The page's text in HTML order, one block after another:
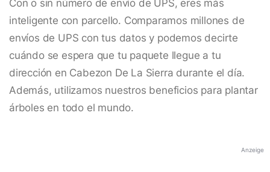
Con o sin número de envío de UPS, eres más
inteligente con parcello. Comparamos millones de
envíos de UPS con tus datos y podemos decirte
cuándo se espera que tu paquete llegue a tu
dirección en Cabezon De La Sierra durante el día.
Además, utilizamos nuestros beneficios para plantar
árboles en todo el mundo.
Anzeige